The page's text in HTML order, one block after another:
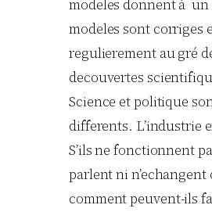
modeles donnent à un
modeles sont corriges
regulierement au gré
decouvertes
Science et politique
differents. L’industrie
S’ils ne fonctionnent
parlent ni
comment peuvent-ils